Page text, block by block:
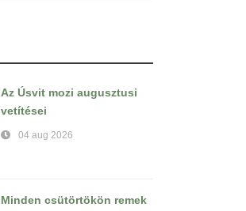
Az Úsvit mozi augusztusi
vetítései
04 aug 2026
Minden csütörtökön remek